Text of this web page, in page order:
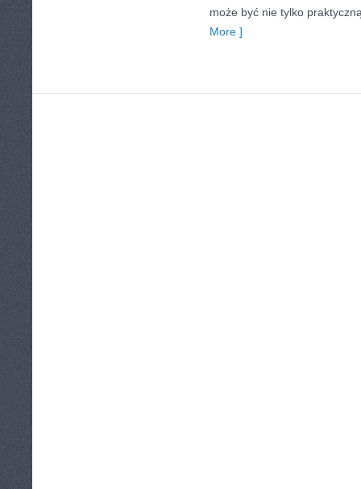
może być nie tylko
More ]